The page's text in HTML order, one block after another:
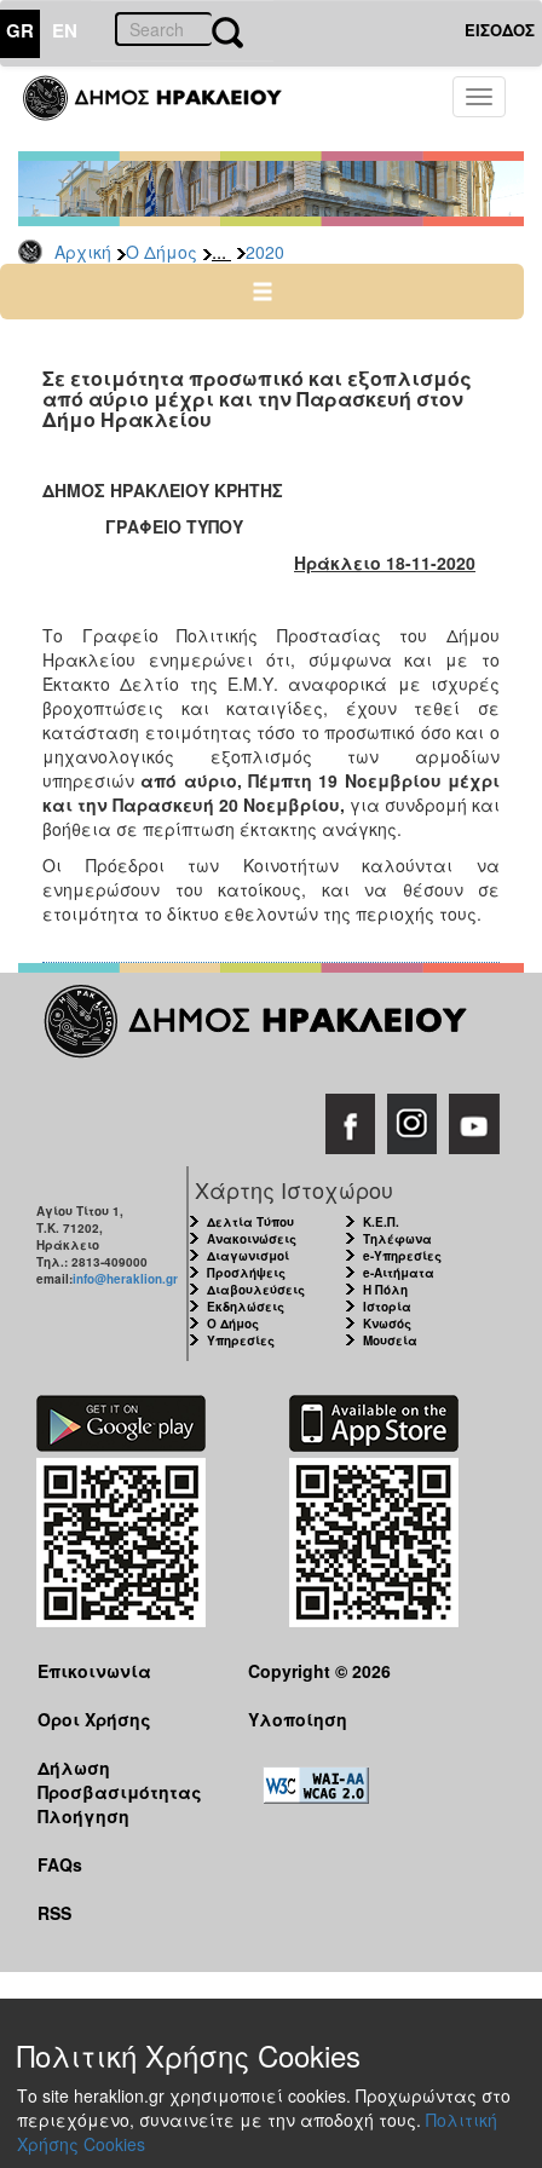
GR EN ΕΙΣΟΔΟΣ
Toggle
Αρχική Ο Δήμος ... 2020
ΔΗΜΟΣ
Δελτία
Τύπου
Αρχείο
2026
2024
2022
2021
2015
2013
2012
2011
2010
2006
ΤΟΠΟΣ
ΠΟΛΙΤΙΣΜΟΣ
Σε ετοιμότητα προσωπικό και εξοπλισμός
από αύριο μέχρι και την Παρασκευή στον
Δήμο Ηρακλείου
ΔΗΜΟΣ ΗΡΑΚΛΕΙΟΥ ΚΡΗΤΗΣ
ΓΡΑΦΕΙΟ ΤΥΠΟΥ
Ηράκλειο 18-11-2020
Το Γραφείο Πολιτικής Προστασίας του Δήμου
Ηρακλείου ενημερώνει ότι, σύμφωνα και με το
Έκτακτο Δελτίο της Ε.Μ.Υ. αναφορικά με ισχυρές
βροχοπτώσεις και καταιγίδες, έχουν τεθεί σε
κατάσταση ετοιμότητας τόσο το προσωπικό όσο και ο
μηχανολογικός εξοπλισμός των αρμοδίων
υπηρεσιώναπό αύριο, Πέμπτη 19 Νοεμβρίου μέχρι
και την Παρασκευή 20 Νοεμβρίου, για συνδρομή και
βοήθεια σε περίπτωση έκτακτης ανάγκης.
Οι Πρόεδροι των Κοινοτήτων καλούνται να
ενημερώσουν του κατοίκους, και να θέσουν σε
ετοιμότητα το δίκτυο εθελοντών της περιοχής τους.
Αγίου Τίτου 1,
Τ.Κ. 71202,
Ηράκλειο
Τηλ.: 2813-409000
email:info@heraklion.gr
Χάρτης Ιστοχώρου
Δελτία Τύπου
Ανακοινώσεις
Διαγωνισμοί
Προσλήψεις
Διαβουλεύσεις
Εκδηλώσεις
Ο Δήμος
Υπηρεσίες
Κ.Ε.Π.
Τηλέφωνα
e-Υπηρεσίες
e-Αιτήματα
Η Πόλη
Ιστορία
Κνωσός
Μουσεία
Επικοινωνία
Όροι Χρήσης
Δήλωση
Προσβασιμότητας
Πλοήγηση
FAQs
RSS
Copyright © 2026
Υλοποίηση
Πολιτική Χρήσης Cookies
Το site heraklion.gr χρησιμοποιεί cookies. Προχωρώντας στο
περιεχόμενο, συναινείτε με την αποδοχή τους. Πολιτική
Χρήσης Cookies